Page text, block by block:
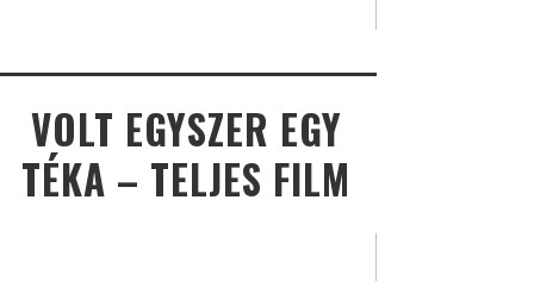
VOLT EGYSZER EGY
TÉKA – TELJES FILM